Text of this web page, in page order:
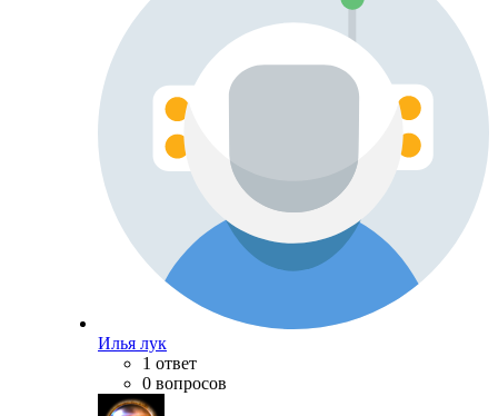
Илья лук
1 ответ
0 вопросов